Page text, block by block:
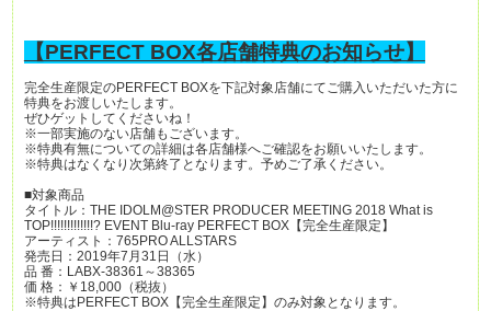
【PERFECT BOX各店舗特典のお知らせ】
完全生産限定のPERFECT BOXを下記対象店舗にてご購入いただいた方に
特典をお渡しいたします。
ぜひゲットしてくださいね！
※一部実施のない店舗もございます。
※特典有無についての詳細は各店舗様へご確認をお願いいたします。
※特典はなくなり次第終了となります。予めご了承ください。
■対象商品
タイトル：THE IDOLM@STER PRODUCER MEETING 2018 What is
TOP!!!!!!!!!!!!!? EVENT Blu-ray PERFECT BOX【完全生産限定】
アーティスト：765PRO ALLSTARS
発売日：2019年7月31日（水）
品 番：LABX-38361～38365
価 格：￥18,000（税抜）
※特典はPERFECT BOX【完全生産限定】のみ対象となります。